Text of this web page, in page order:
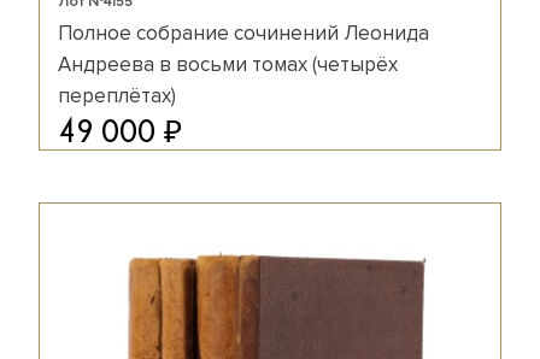
Полное собрание сочинений Леонида
Андреева в восьми томах (четырёх
переплётах)
49 000 ₽